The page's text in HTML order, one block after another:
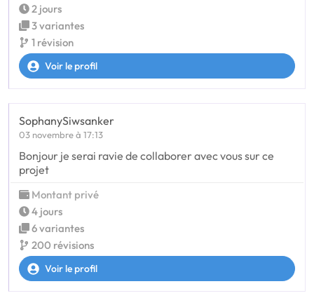
2 jours
3 variantes
1 révision
Voir le profil
SophanySiwsanker
03 novembre à 17:13
Bonjour je serai ravie de collaborer avec vous sur ce
projet
Montant privé
4 jours
6 variantes
200 révisions
Voir le profil